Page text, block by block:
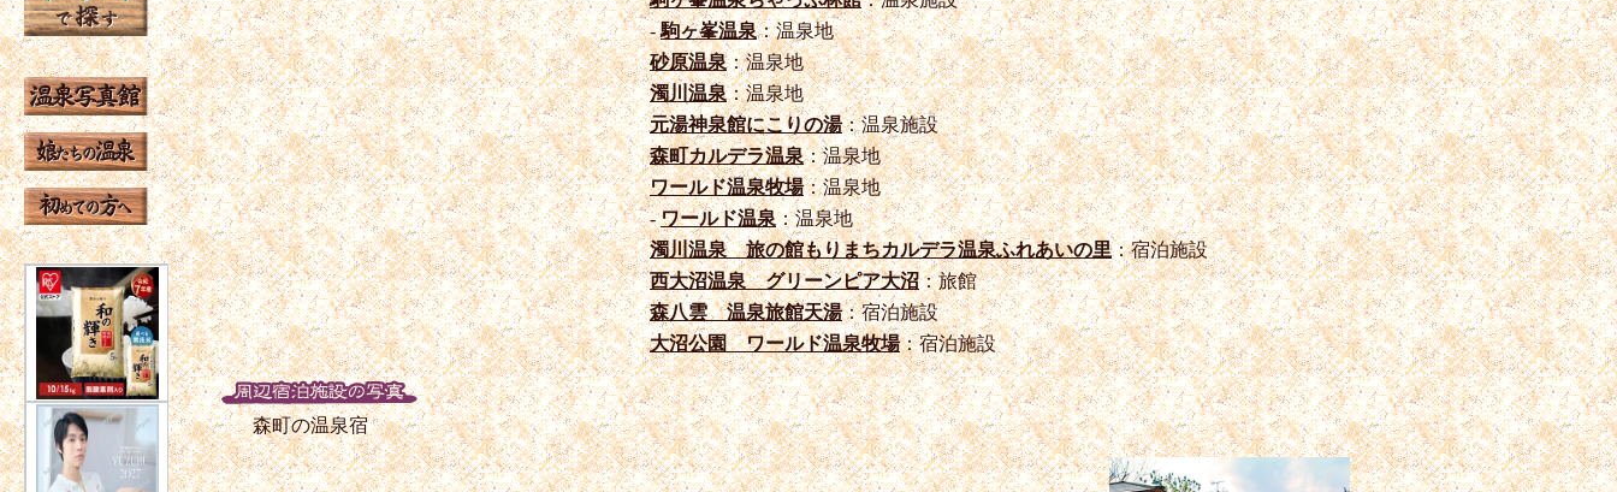
-駒ヶ峯温泉：温泉地
砂原温泉：温泉地
濁川温泉：温泉地
元湯神泉館にこりの湯：温泉施設
森町カルデラ温泉：温泉地
ワールド温泉牧場：温泉地
-ワールド温泉：温泉地
濁川温泉 旅の館もりまちカルデラ温泉ふれあいの里：宿泊施設
西大沼温泉 グリーンピア大沼：旅館
森八雲 温泉旅館天湯：宿泊施設
大沼公園 ワールド温泉牧場：宿泊施設
森町の温泉宿